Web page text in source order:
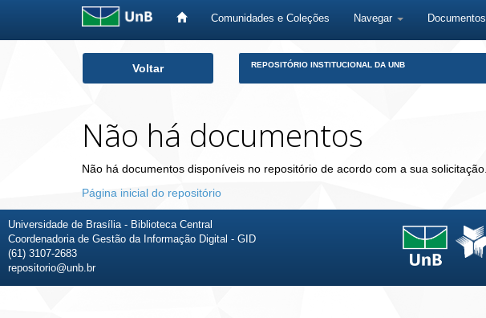
Comunidades e Coleções Navegar Documentos
Voltar REPOSITÓRIO INSTITUCIONAL DA UNB
Não há documentos
Não há documentos disponíveis no repositório de acordo com a sua solicitação.
Página inicial do repositório
Universidade de Brasília - Biblioteca Central
Coordenadoria de Gestão da Informação Digital - GID
(61) 3107-2683
repositorio@unb.br